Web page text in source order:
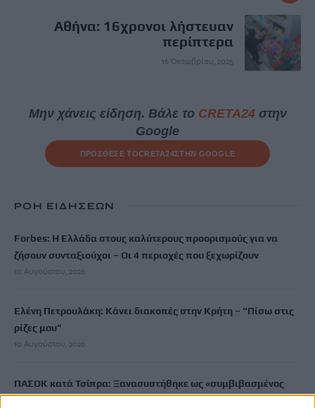
Αθήνα: 16χρονοι λήστευαν
περίπτερα
16 Οκτωβρίου, 2025
Μην χάνεις είδηση. Βάλε το CRETA24στην
Google
ΠΡΟΣΘΕΣΕ ΤΟCRETA24ΣΤΗΝ GOOGLE
ΡΟΗ ΕΙΔΗΣΕΩΝ
Forbes: Η Ελλάδα στους καλύτερους προορισμούς για να
ζήσουν συνταξιούχοι – Οι 4 περιοχές που ξεχωρίζουν
10 Αυγούστου, 2026
Ελένη Πετρουλάκη: Κάνει διακοπές στην Κρήτη – “Πίσω στις
ρίζες μου”
10 Αυγούστου, 2026
ΠΑΣΟΚ κατά Τσίπρα: Ξανασυστήθηκε ως «συμβιβασμένος
Μαδούρο» ζητώντας δεύτερη ευκαιρία